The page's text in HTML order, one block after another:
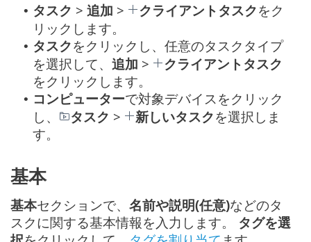
• タスク > 追加 > クライアントタスクをク
リックします。
• タスクをクリックし、任意のタスクタイプ
を選択して、 追加 >
クライアントタスク
をクリックします。
• コンピューターで対象デバイスをクリック
し、
タスク > 新しいタスクを選択しま
す。
基本
基本セクションで、 名前や説明(任意)などのタ
スクに関する基本情報を入力します。 タグを選